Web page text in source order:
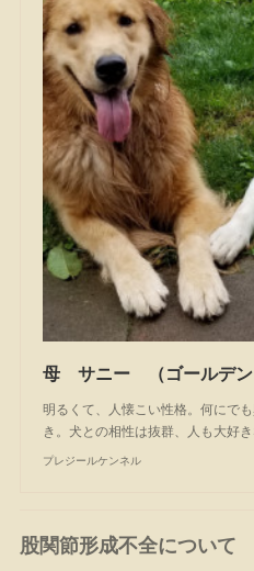
母 サニー （ゴールデン
明るくて、人懐こい性格。何にで
き。犬との相性は抜群、人も大好
プレジールケンネル
股関節形成不全について